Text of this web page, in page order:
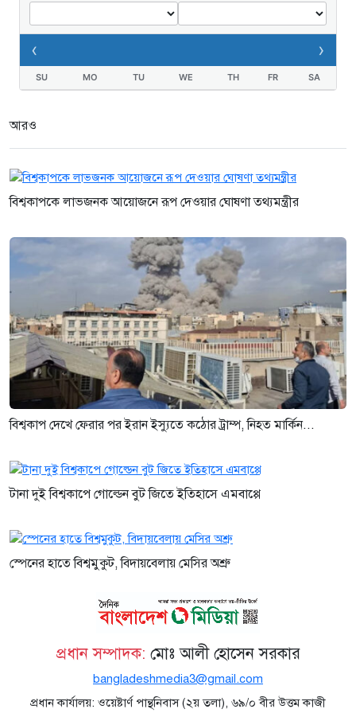
‹ ›
SU MO TU WE TH FR SA
আরও
বিশ্বকাপকে লাভজনক আয়োজনে রূপ দেওয়ার ঘোষণা তথ্যমন্ত্রীর
বিশ্বকাপ দেখে ফেরার পর ইরান ইস্যুতে কঠোর ট্রাম্প, নিহত মার্কিন...
টানা দুই বিশ্বকাপে গোল্ডেন বুট জিতে ইতিহাসে এমবাপ্পে
স্পেনের হাতে বিশ্বমুকুট, বিদায়বেলায় মেসির অশ্রু
প্রধান সম্পাদক: মোঃ আলী হোসেন সরকার
bangladeshmedia3@gmail.com
প্রধান কার্যালয়: ওয়েষ্টার্ণ পান্থনিবাস (২য় তলা), ৬৯/০ বীর উত্তম কাজী